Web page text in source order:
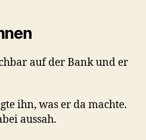
auf der Bank und er
ihn, was er da machte.
aussah.